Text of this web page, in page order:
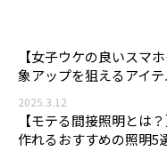
【女子ウケの良いスマ
象アップを狙えるアイ
2025.3.12
【モテる間接照明とは
作れるおすすめの照明5